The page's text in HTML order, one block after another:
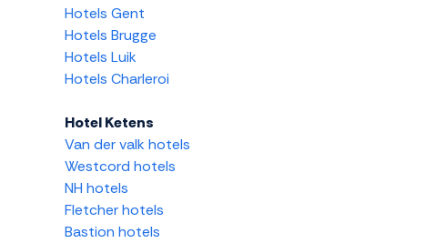
Hotels Gent
Hotels Brugge
Hotels Luik
Hotels Charleroi
Hotel Ketens
Van der valk hotels
Westcord hotels
NH hotels
Fletcher hotels
Bastion hotels